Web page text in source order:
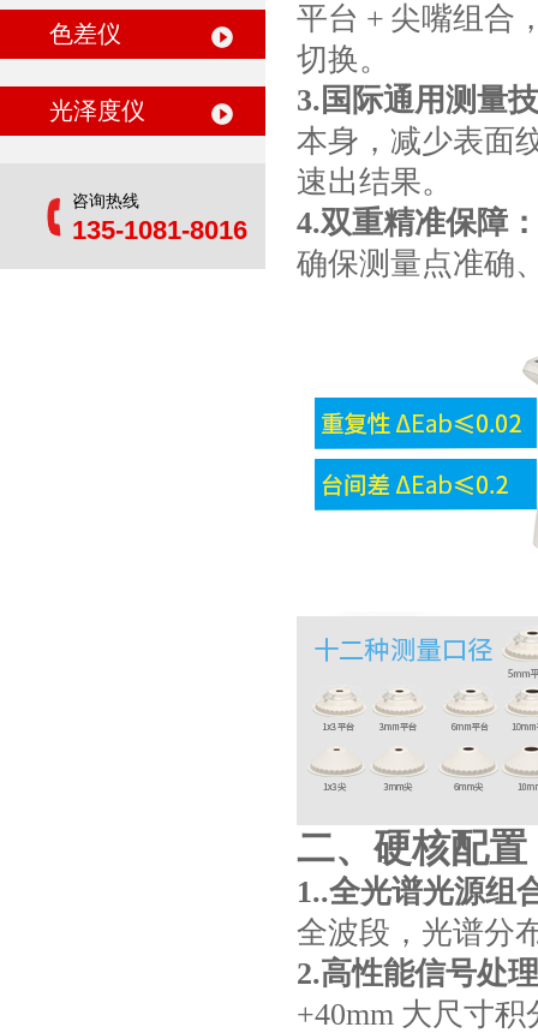
色差仪
光泽度仪
咨询热线
135-1081-8016
平台 + 尖嘴组合
切换。
3.国际通用测量
本身，减少表面
速出结果。
4.双重精准保障：
确保测量点准确
二、硬核配
1..全光谱光源组
全波段，光谱分
2.高性能信号处
+40mm 大尺寸